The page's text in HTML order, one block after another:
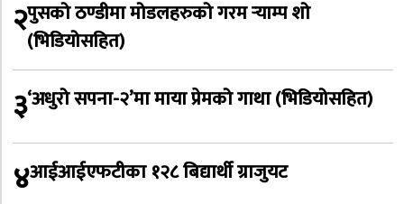
२पुसको ठण्डीमा मोडलहरुको गरम र्‍याम्प शो
(भिडियोसहित)
३‘अधुरो सपना-२’मा माया प्रेमको गाथा (भिडियोसहित)
४आईआईएफटीका १२८ बिद्यार्थी ग्राजुयट